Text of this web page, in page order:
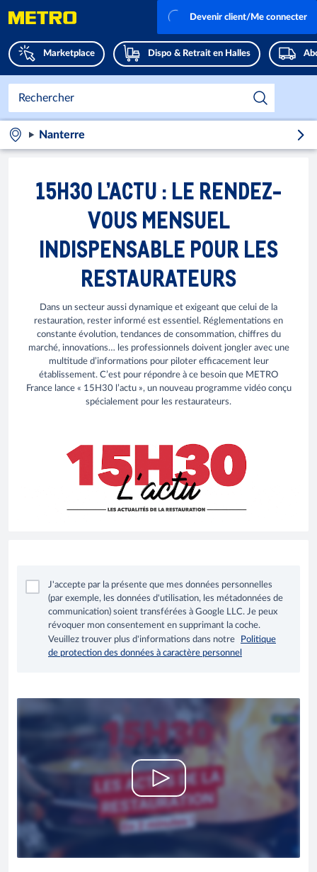
Marketplace Dispo & Retrait en Halles
Devenir client/Me connecter
Nanterre
15H30 L’ACTU : LE RENDEZ-
VOUS MENSUEL
INDISPENSABLE POUR LES
RESTAURATEURS
Dans un secteur aussi dynamique et exigeant que celui de la
restauration, rester informé est essentiel. Réglementations en
constante évolution, tendances de consommation, chiffres du
marché, innovations… les professionnels doivent jongler avec une
multitude d’informations pour piloter efficacement leur
établissement. C’est pour répondre à ce besoin que METRO
France lance « 15H30 l’actu », un nouveau programme vidéo conçu
spécialement pour les restaurateurs.
J'accepte par la présente que mes données personnelles
(par exemple, les données d'utilisation, les métadonnées de
communication) soient transférées à Google LLC. Je peux
révoquer mon consentement en supprimant la coche.
Veuillez trouver plus d'informations dans notre
Politique
de protection des données à caractère personnel